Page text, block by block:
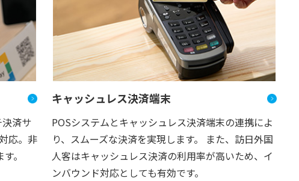
済サ
応。非
。
キャッシュレス決済端末
POSシステムとキャッシュレス決済端末の連携によ
り、スムーズな決済を実現します。 また、訪日外国
人客はキャッシュレス決済の利用率が高いため、イ
ンバウンド対応としても有効です。